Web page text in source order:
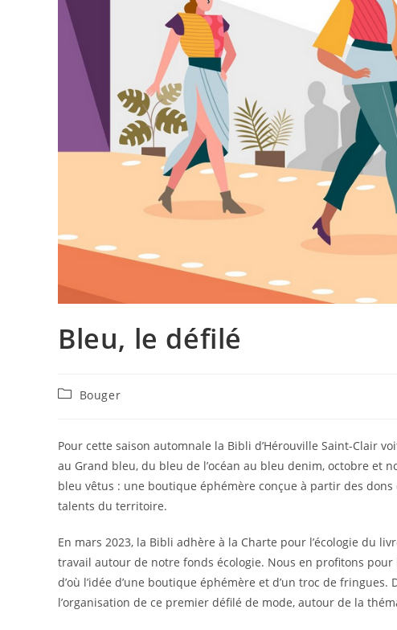
Bleu, le défilé
PostBouger
Pour cette saison automnale la Bibli d’Hérouville Saint-Clair
au Grand bleu, du bleu de l’océan au bleu denim, octobre et
bleu vêtus : une boutique éphémère conçue à partir des
talents du territoire.
En mars 2023, la Bibli adhère à la Charte pour l’écologie du
travail autour de notre fonds écologie. Nous en profitons
d’où l’idée d’une boutique éphémère et d’un troc de
l’organisation de ce premier défilé de mode, autour de la